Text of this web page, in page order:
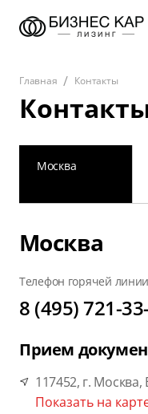
Главная Контакты
Москва
Москва
Телефон горячей линии
8 (495) 721-
Прием
117452, г. Москва,
Показать на